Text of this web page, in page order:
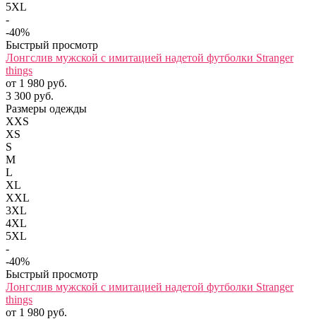
5XL
-
-40%
Быстрый просмотр
Лонгслив мужской с имитацией надетой футболки Stranger
things
от 1 980 руб.
3 300 руб.
Размеры одежды
XXS
XS
S
M
L
XL
XXL
3XL
4XL
5XL
-
-40%
Быстрый просмотр
Лонгслив мужской с имитацией надетой футболки Stranger
things
от 1 980 руб.